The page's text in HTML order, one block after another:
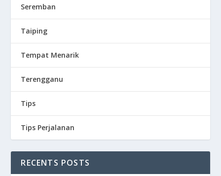
Seremban
Taiping
Tempat Menarik
Terengganu
Tips
Tips Perjalanan
RECENTS POSTS